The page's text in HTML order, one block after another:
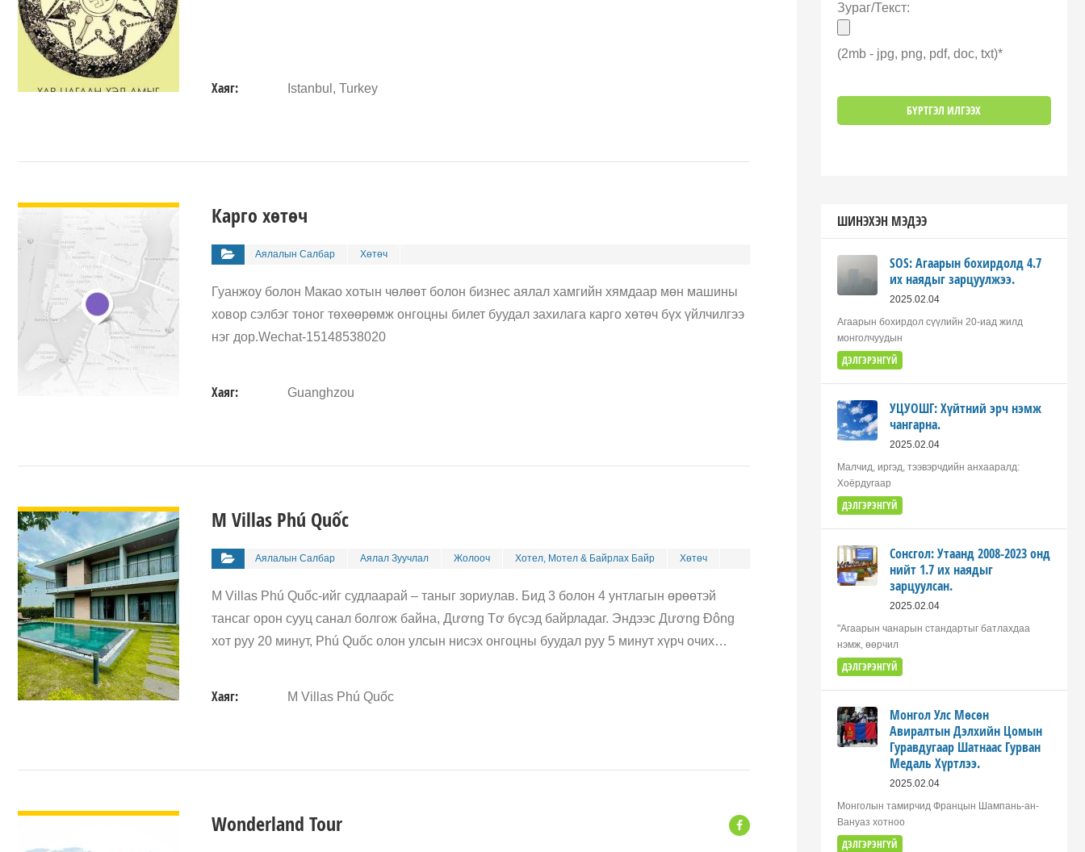
Хаяг: Istanbul, Turkey
Карго хөтөч
Аялалын Салбар Хөтөч
Гуанжоу болон Макао хотын чөлөөт болон бизнес аялал хамгийн хямдаар мөн машины
ховор сэлбэг тоног төхөөрөмж онгоцны билет буудал захилага карго хөтөч бүх үйлчилгээ
нэг дор.Wechat-15148538020
Хаяг: Guanghzou
M Villas Phú Quốc
Аялалын Салбар Аялал Зуучлал Жолооч Хотел, Мотел & Байрлах Байр Хөтөч
M Villas Phú Quốc-ийг судлаарай – таныг зориулав. Бид 3 болон 4 унтлагын өрөөтэй
тансаг орон сууц санал болгож байна, Дương Tơ бүсэд байрладаг. Эндээс Дương Đông
хот руу 20 минут, Phú Quốc олон улсын нисэх онгоцны буудал руу 5 минут хүрч очих…
Хаяг: M Villas Phú Quốc
Wonderland Tour
Зураг/Текст:
(2mb - jpg, png, pdf, doc, txt)*
ШИНЭХЭН МЭДЭЭ
SOS: Агаарын бохирдолд 4.7
их наядыг зарцуулжээ.
2025.02.04
Агаарын бохирдол сүүлийн 20-иад жилд
монголчуудын
ДЭЛГЭРЭНГҮЙ
УЦУОШГ: Хүйтний эрч нэмж
чангарна.
2025.02.04
Малчид, иргэд, тээвэрчдийн анхааралд:
Хоёрдугаар
ДЭЛГЭРЭНГҮЙ
Сонсгол: Утаанд 2008-2023 онд
нийт 1.7 их наядыг
зарцуулсан.
2025.02.04
"Агаарын чанарын стандартыг батлахдаа
нэмж, өөрчил
ДЭЛГЭРЭНГҮЙ
Монгол Улс Мөсөн
Авиралтын Дэлхийн Цомын
Гуравдугаар Шатнаас Гурван
Медаль Хүртлээ.
2025.02.04
Монголын тамирчид Францын Шампань-ан-
Вануаз хотноо
ДЭЛГЭРЭНГҮЙ